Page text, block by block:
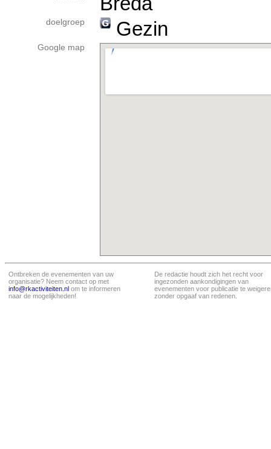
doelgroep Gezin
Google map
Ontbreken de evenementen van uw
organisatie? Neem contact op met
info@rkactiviteiten.nl om te informeren
naar de mogelijkheden!
De redactie houdt zich het recht voor
ingezonden aankondigingen van
evenementen voor publicatie te
zonder opgaaf van redenen.